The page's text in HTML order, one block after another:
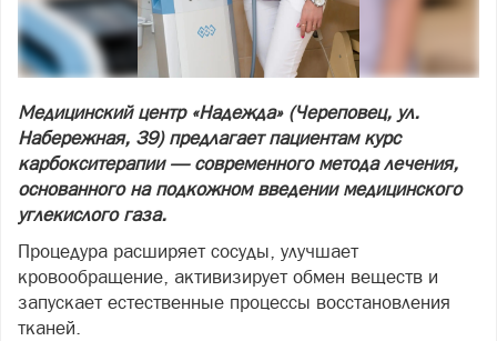
Медицинский центр «Надежда» (Череповец, ул.
Набережная, 39) предлагает пациентам курс
карбокситерапии — современного метода лечения,
основанного на подкожном введении медицинского
углекислого газа.
Процедура расширяет сосуды, улучшает
кровообращение, активизирует обмен веществ и
запускает естественные процессы восстановления
тканей.